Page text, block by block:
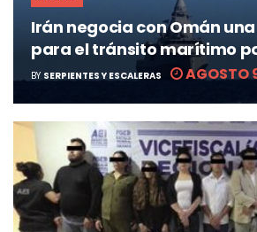
Irán negocia con Omán
para el tránsito marítimo
BY SERPIENTES Y ESCALERAS AGOSTO